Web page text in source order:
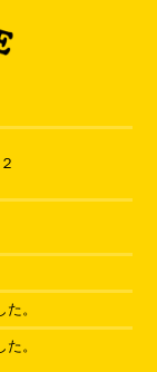
。
。